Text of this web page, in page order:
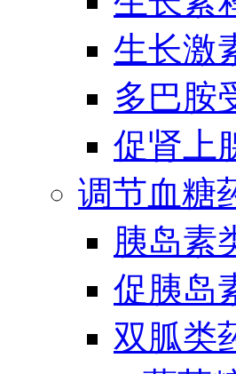
生长激
多巴胺
促肾上
调节血糖
胰岛素
促胰岛
双胍类